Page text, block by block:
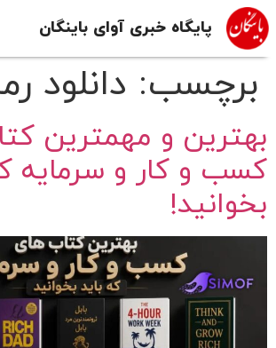
پایگاه خبری آوای باینگان
برچسب: دانلود
بهترین و مهمترین
کسب و کار و سرمایه
بخوانید!